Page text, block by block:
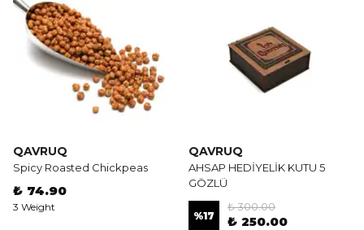
QAVRUQ
Spicy Roasted Chickpeas
₺ 74.90
3 Weight
QAVRUQ
AHSAP HEDİYELİK KUTU 5
GÖZLÜ
%17
₺ 300.00
₺ 250.00